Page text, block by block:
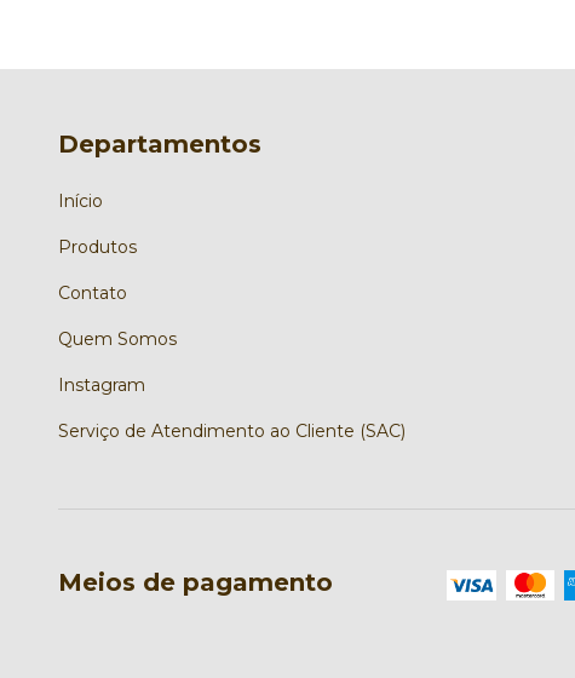
Departamentos
Início
Produtos
Contato
Quem Somos
Instagram
Serviço de Atendimento ao Cliente (SAC)
Meios de pagamento